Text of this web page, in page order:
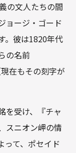
の文人たちの間
ョージ・ゴード
。彼は1820年代
の名前
在もその刻字が
を受け、『チャ
スニオン岬の情
って、ポセイド